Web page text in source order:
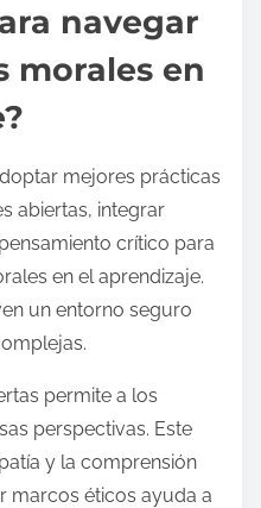
navegar
morales en
mejores prácticas
abiertas, integrar
crítico para
en el aprendizaje.
un entorno seguro
permite a los
perspectivas. Este
y la comprensión
marcos éticos ayuda a